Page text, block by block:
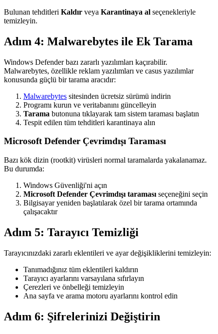
Bulunan tehditleri Kaldır veya Karantinaya al seçenekleriyle
temizleyin.
Adım 4: Malwarebytes ile Ek Tarama
Windows Defender bazı zararlı yazılımları kaçırabilir.
Malwarebytes, özellikle reklam yazılımları ve casus yazılımlar
konusunda güçlü bir tarama aracıdır:
Malwarebytes sitesinden ücretsiz sürümü indirin
Programı kurun ve veritabanını güncelleyin
Tarama butonuna tıklayarak tam sistem taraması başlatın
Tespit edilen tüm tehditleri karantinaya alın
Microsoft Defender Çevrimdışı Taraması
Bazı kök dizin (rootkit) virüsleri normal taramalarda yakalanamaz.
Bu durumda:
Windows Güvenliği'ni açın
Microsoft Defender Çevrimdışı taraması seçeneğini seçin
Bilgisayar yeniden başlatılarak özel bir tarama ortamında
çalışacaktır
Adım 5: Tarayıcı Temizliği
Tarayıcınızdaki zararlı eklentileri ve ayar değişikliklerini temizleyin:
Tanımadığınız tüm eklentileri kaldırın
Tarayıcı ayarlarını varsayılana sıfırlayın
Çerezleri ve önbelleği temizleyin
Ana sayfa ve arama motoru ayarlarını kontrol edin
Adım 6: Şifrelerinizi Değiştirin